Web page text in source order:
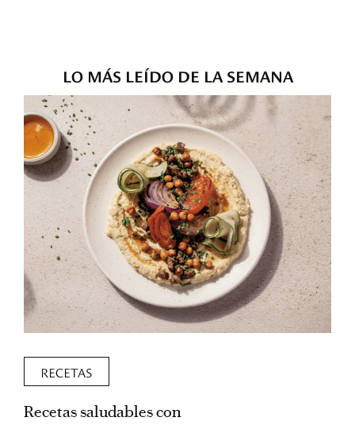
LO MÁS LEÍDO DE LA SEMANA
RECETAS
Recetas saludables con